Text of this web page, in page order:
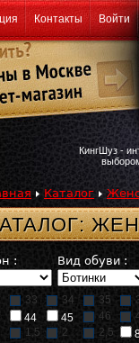
Контакты Войти
КингШуз -
Каталог
: Вид обуви :
33 34 35
44 45 46
1,5 2 2,5